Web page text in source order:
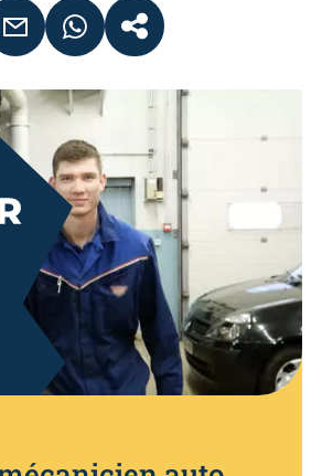
EMAIL WHATSAPPCOPIER LE LIEN